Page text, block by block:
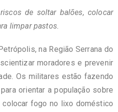
de soltar balões, colocar
limpar pastos.
na Região Serrana do
moradores e prevenir
Os militares estão fazendo
orientar a população sobre
fogo no lixo doméstico